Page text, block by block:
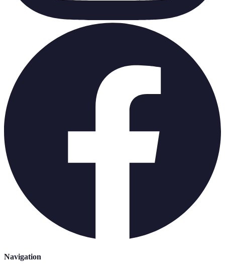
Navigation